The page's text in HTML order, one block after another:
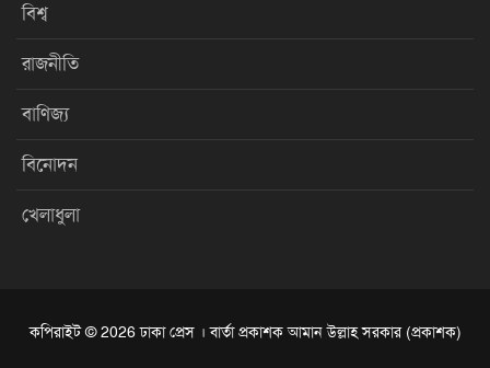
বিশ্ব
রাজনীতি
বাণিজ্য
বিনোদন
খেলাধুলা
কপিরাইট © 2026 ঢাকা প্রেস । বার্তা প্রকাশক আমান উল্লাহ সরকার (প্রকাশক)